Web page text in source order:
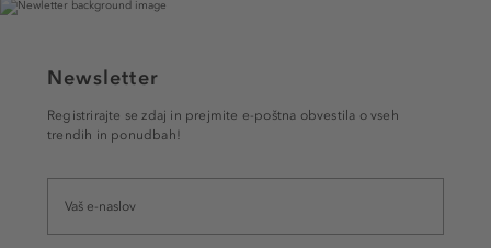
Newsletter
Registrirajte se zdaj in prejmite e-poštna obvestila o vseh
trendih in ponudbah!